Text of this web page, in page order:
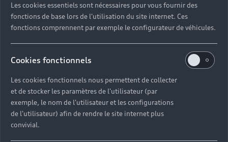
Les cookies essentiels sont nécessaires pour vous fournir des
fonctions de base lors de l'utilisation du site internet. Ces
fonctions comprennent par exemple le configurateur de véhicules.
Cookies fonctionnels
Les cookies fonctionnels nous permettent de collecter
et de stocker les paramètres de l'utilisateur (par
exemple, le nom de l'utilisateur et les configurations
de l'utilisateur) afin de rendre le site internet plus
convivial.